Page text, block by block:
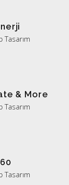
Tasarım
& More
Tasarım
Tasarım